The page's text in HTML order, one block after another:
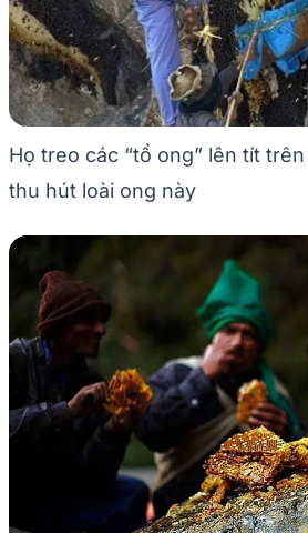
Họ treo các “tổ ong” lên tít
thu hút loài ong này